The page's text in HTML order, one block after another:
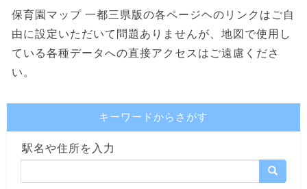
保育園マップ 一都三県版の各ページヘのリンクはご自
由に設定いただいて問題ありませんが、地図で使用し
ている各種データへの直接アクセスはご遠慮くださ
い。
キーワードからさがす
駅名や住所を入力